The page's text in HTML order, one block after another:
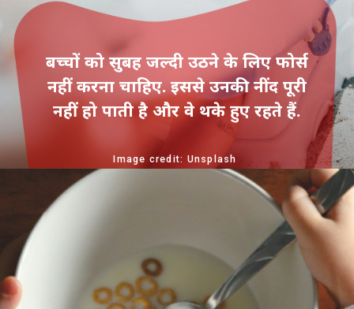
बच्चों को सुबह जल्दी उठने के लिए फोर्स
नहीं करना चाहिए. इससे उनकी नींद पूरी
नहीं हो पाती है और वे थके हुए रहते हैं.
Image credit: Unsplash